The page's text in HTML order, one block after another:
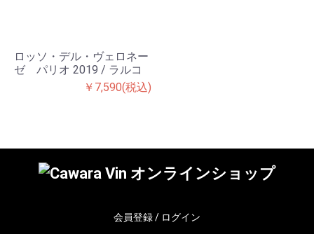
ロッソ・デル・ヴェロネー
ゼ パリオ 2019 / ラルコ
￥7,590(税込)
会員登録 / ログイン